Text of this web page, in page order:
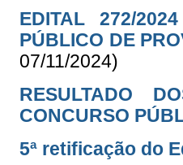
EDITAL 272/
PÚBLICO DE
07/11/2024)
RESULTADO
CONCURSO
5ª retificação do